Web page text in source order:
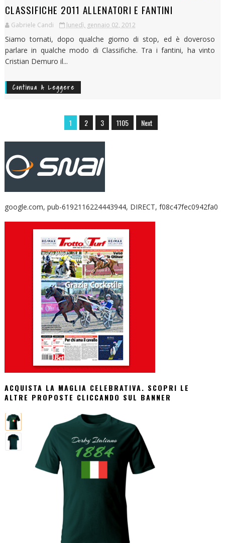
CLASSIFICHE 2011 ALLENATORI E FANTINI
Gabriele Candi lunedì, gennaio 02, 2012
Siamo tornati, dopo qualche giorno di stop, ed è doveroso
parlare in qualche modo di Classifiche. Tra i fantini, ha vinto
Cristian Demuro il...
Continua A Leggere
1 2 3 1105 Next
google.com, pub-6192116224443944, DIRECT, f08c47fec0942fa0
ACQUISTA LA MAGLIA CELEBRATIVA. SCOPRI LE
ALTRE PROPOSTE CLICCANDO SUL BANNER